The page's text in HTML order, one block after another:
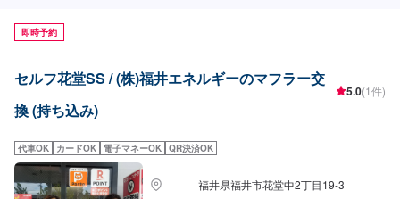
即時予約
セルフ花堂SS / (株)福井エネルギーのマフラー交
換 (持ち込み)
5.0(1件)
代車OK カードOK 電子マネーOK QR決済OK
福井県福井市花堂中2丁目19-3